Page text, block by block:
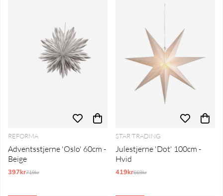
REFORMA
Adventsstjerne 'Oslo' 60cm -
Beige
397krNormalpris:
719kr
STAR TRADING
Julestjerne 'Dot' 100cm -
Hvid
419krNormalpris:
669kr